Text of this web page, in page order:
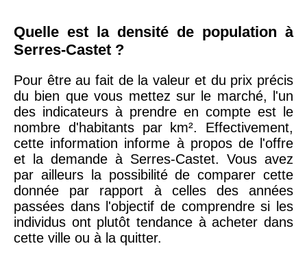
Quelle est la densité de population à
Serres-Castet ?
Pour être au fait de la valeur et du prix précis
du bien que vous mettez sur le marché, l'un
des indicateurs à prendre en compte est le
nombre d'habitants par km². Effectivement,
cette information informe à propos de l'offre
et la demande à Serres-Castet. Vous avez
par ailleurs la possibilité de comparer cette
donnée par rapport à celles des années
passées dans l'objectif de comprendre si les
individus ont plutôt tendance à acheter dans
cette ville ou à la quitter.